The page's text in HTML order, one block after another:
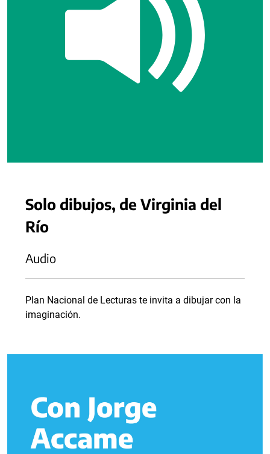
Solo dibujos, de Virginia del
Río
Audio
Plan Nacional de Lecturas te invita a dibujar con la
imaginación.